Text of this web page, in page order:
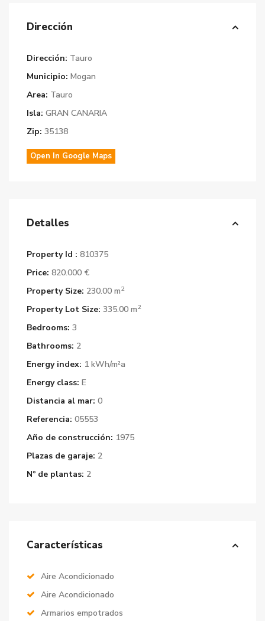
Dirección
Dirección: Tauro
Municipio: Mogan
Area: Tauro
Isla: GRAN CANARIA
Zip: 35138
Open In Google Maps
Detalles
Property Id : 810375
Price: 820.000 €
Property Size: 230.00 m2
Property Lot Size: 335.00 m2
Bedrooms: 3
Bathrooms: 2
Energy index: 1 kWh/m²a
Energy class: E
Distancia al mar: 0
Referencia: 05553
Año de construcción: 1975
Plazas de garaje: 2
Nº de plantas: 2
Características
Aire Acondicionado
Aire Acondicionado
Armarios empotrados